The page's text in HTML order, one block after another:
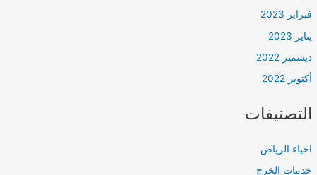
فبراير 2023
يناير 2023
ديسمبر 2022
أكتوبر 2022
التصنيفات
احياء الرياض
خدمات الخرج